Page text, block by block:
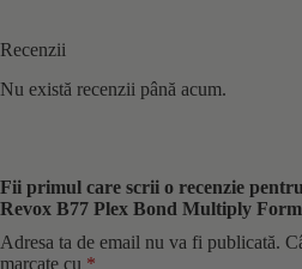
Recenzii
Nu există recenzii până acum.
Fii primul care scrii o recenzie
Revox B77 Plex Bond Multiply
Adresa ta de email nu va fi publicată.
marcate cu *